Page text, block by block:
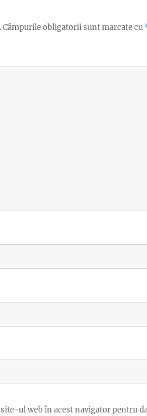
Câmpurile obligatorii sunt marcate cu
ul web în acest navigator pentru